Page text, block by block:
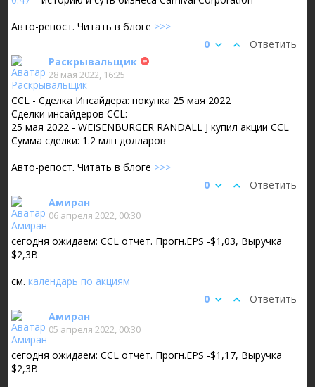
Авто-репост. Читать в блоге >>>
Ответить
0
Раскрывальщик
28 мая 2022, 16:25
CCL - Сделка Инсайдера: покупка 25 мая 2022
Сделки инсайдеров CCL:
25 мая 2022 - WEISENBURGER RANDALL J купил акции CCL
Сумма сделки: 1.2 млн долларов
Авто-репост. Читать в блоге >>>
Ответить
0
Амиран
06 апреля 2022, 00:30
сегодня ожидаем: CCL отчет. Прогн.EPS -$1,03, Выручка
$2,3B
см.календарь по акциям
Ответить
0
Амиран
05 апреля 2022, 00:30
сегодня ожидаем: CCL отчет. Прогн.EPS -$1,17, Выручка
$2,3B